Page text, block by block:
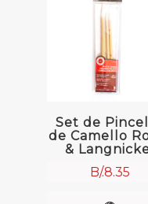
Set de
de Camello
&
B/.8.35